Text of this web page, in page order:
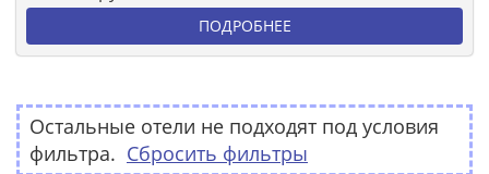
ПОДРОБНЕЕ
Остальные отели не подходят под условия
фильтра. Сбросить фильтры